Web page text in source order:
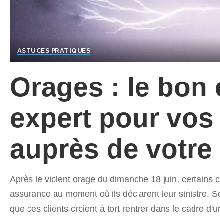
ASTUCES PRATIQUES
Orages : le bon
expert pour
auprès de
Après le violent orage du dimanche 18 juin, certains
assurance au moment où ils déclarent leur sinistre.
que ces clients croient à tort rentrer dans le cadre